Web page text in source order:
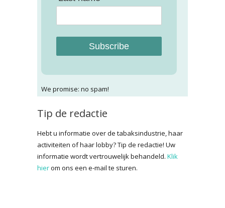
Subscribe
We promise: no spam!
Tip de redactie
Hebt u informatie over de tabaksindustrie, haar
activiteiten of haar lobby? Tip de redactie! Uw
informatie wordt vertrouwelijk behandeld. Klik
hierom ons een e-mail te sturen.